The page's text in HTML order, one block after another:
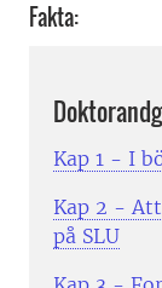
Fakta:
Kap 1 - I
Kap 2 -
på SLU